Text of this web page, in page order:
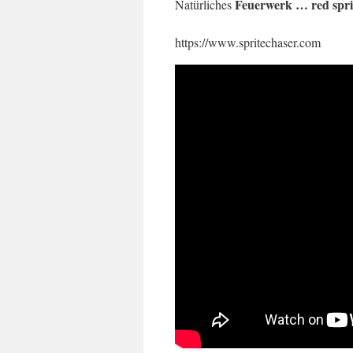
NatürlichesFeuerwerk … red
https://www.spritechaser.com